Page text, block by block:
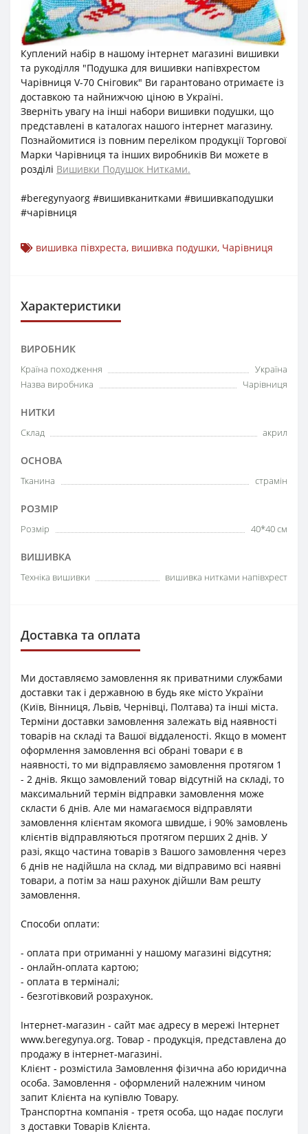
Куплений набір в нашому інтернет магазині вишивки
та рукоділля "Подушка для вишивки напівхрестом
Чарівниця V-70 Сніговик" Ви гарантовано отримаєте із
доставкою та найнижчою ціною в Україні.
Зверніть увагу на інші набори вишивки подушки, що
представлені в каталогах нашого інтернет магазину.
Познайомитися із повним переліком продукції Торгової
Марки Чарівниця та інших виробників Ви можете в
розділі Вишивки Подушок Нитками.
#beregynyaorg #вишивканитками #вишивкаподушки
#чарівниця
вишивка півхреста, вишивка подушки, Чарівниця
Характеристики
ВИРОБНИК
Країна походження
Україна
Назва виробника
Чарівниця
НИТКИ
Склад акрил
ОСНОВА
Тканина страмін
РОЗМІР
Розмір 40*40 см
ВИШИВКА
Техніка вишивки вишивка нитками напівхрест
Доставка та оплата
Ми доставляємо замовлення як приватними службами
доставки так і державною в будь яке місто України
(Київ, Вінниця, Львів, Чернівці, Полтава) та інші міста.
Терміни доставки замовлення залежать від наявності
товарів на складі та Вашої віддаленості. Якщо в момент
оформлення замовлення всі обрані товари є в
наявності, то ми відправляємо замовлення протягом 1
- 2 днів. Якщо замовлений товар відсутній на складі, то
максимальний термін відправки замовлення може
скласти 6 днів. Але ми намагаємося відправляти
замовлення клієнтам якомога швидше, і 90% замовлень
клієнтів відправляються протягом перших 2 днів. У
разі, якщо частина товарів з Вашого замовлення через
6 днів не надійшла на склад, ми відправимо всі наявні
товари, а потім за наш рахунок дійшли Вам решту
замовлення.
Способи оплати:
- оплата при отриманні у нашому магазині відсутня;
- онлайн-оплата картою;
- оплата в терміналі;
- безготівковий розрахунок.
Інтернет-магазин - сайт має адресу в мережі Інтернет
www.beregynya.org. Товар - продукція, представлена до
продажу в інтернет-магазині.
Клієнт - розмістила Замовлення фізична або юридична
особа. Замовлення - оформлений належним чином
запит Клієнта на купівлю Товару.
Транспортна компанія - третя особа, що надає послуги
з доставки Товарів Клієнта.